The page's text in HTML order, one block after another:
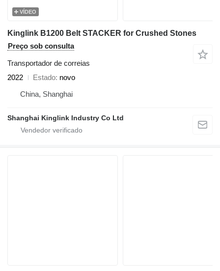
VÍDEO
Kinglink B1200 Belt STACKER for Crushed Stones
Preço sob consulta
Transportador de correias
2022
Estado novo
China, Shanghai
Shanghai Kinglink Industry Co Ltd